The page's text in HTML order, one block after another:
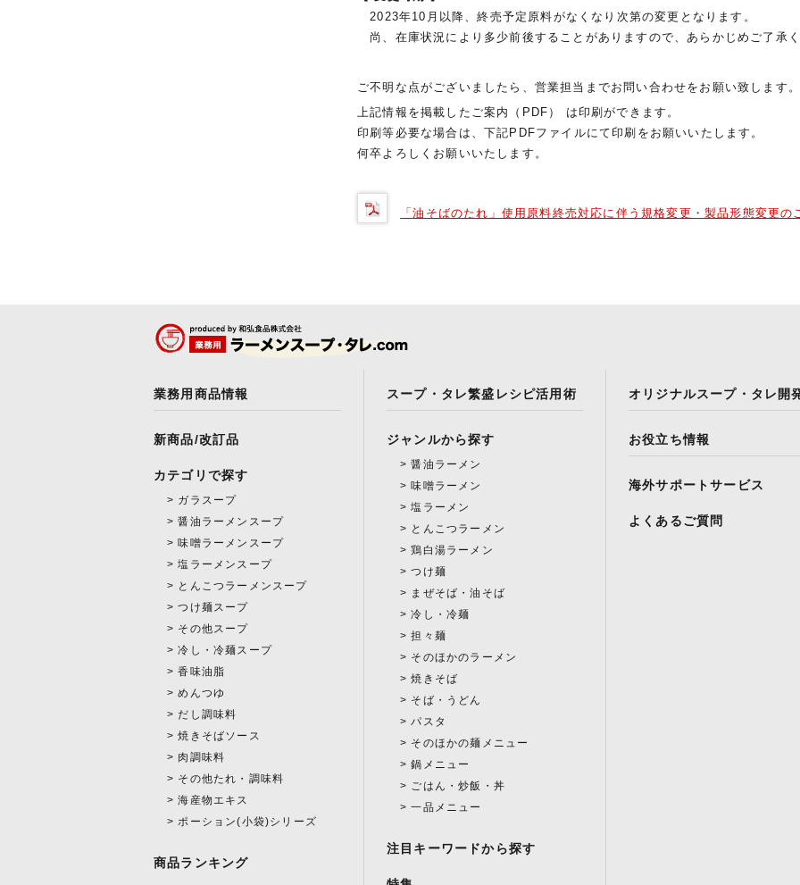
2023年10月以降、終売予定原料がなくなり次第の変更となります。
尚、在庫状況により多少前後することがありますので、あらかじめご了承
ご不明な点がございましたら、営業担当までお問い合わせをお願い致します
上記情報を掲載したご案内（PDF） は印刷ができます。
印刷等必要な場合は、下記PDFファイルにて印刷をお願いいたします。
何卒よろしくお願いいたします。
「油そばのたれ」使用原料終売対応に伴う規格変更・製品形態変更の
業務用商品情報
新商品/改訂品
カテゴリで探す
ガラスープ
醤油ラーメンスープ
味噌ラーメンスープ
塩ラーメンスープ
とんこつラーメンスープ
つけ麺スープ
その他スープ
冷し・冷麺スープ
香味油脂
めんつゆ
だし調味料
焼きそばソース
肉調味料
その他たれ・調味料
海産物エキス
ポーション(小袋)シリーズ
商品ランキング
スープ・タレ繁盛レシピ活用術
ジャンルから探す
醤油ラーメン
味噌ラーメン
塩ラーメン
とんこつラーメン
鶏白湯ラーメン
つけ麺
まぜそば・油そば
冷し・冷麺
担々麺
そのほかのラーメン
焼きそば
そば・うどん
パスタ
そのほかの麺メニュー
鍋メニュー
ごはん・炒飯・丼
一品メニュー
注目キーワードから探す
オリジナルスープ・タレ開
お役立ち情報
海外サポートサービス
よくあるご質問